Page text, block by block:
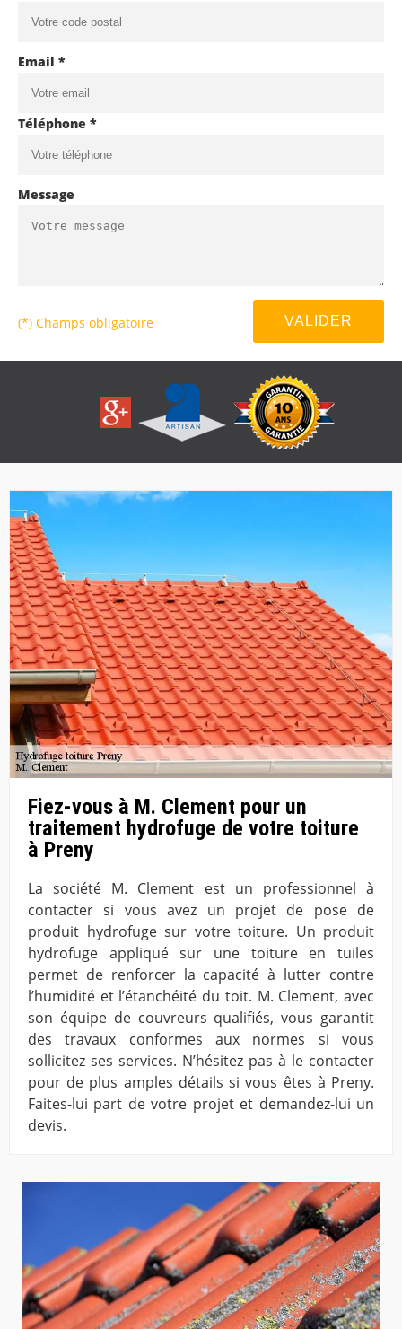
Email *
Téléphone *
Message
(*) Champs obligatoire
Fiez-vous à M. Clement pour un
traitement hydrofuge de votre toiture
à Preny
La société M. Clement est un professionnel à
contacter si vous avez un projet de pose de
produit hydrofuge sur votre toiture. Un produit
hydrofuge appliqué sur une toiture en tuiles
permet de renforcer la capacité à lutter contre
l’humidité et l’étanchéité du toit. M. Clement, avec
son équipe de couvreurs qualifiés, vous garantit
des travaux conformes aux normes si vous
sollicitez ses services. N’hésitez pas à le contacter
pour de plus amples détails si vous êtes à Preny.
Faites-lui part de votre projet et demandez-lui un
devis.